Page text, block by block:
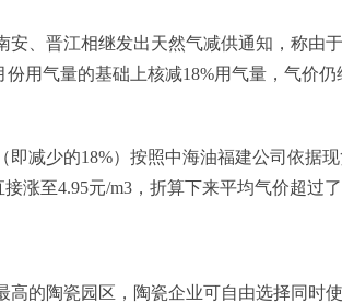
、晋江相继发出天然气减供通知，称由
用气量的基础上核减18%用气量，气价仍
减少的18%）按照中海油福建公司依据
涨至4.95元/m3，折算下来平均气价超过了
的陶瓷园区，陶瓷企业可自由选择同时